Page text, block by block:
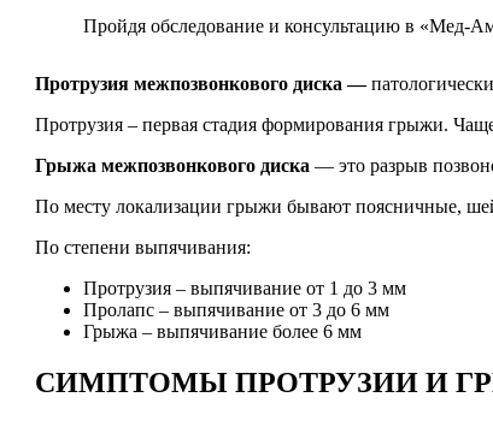
Пройдя обследование и консультацию в «Мед-
Протрузия межпозвонкового диска —
Протрузия – первая стадия формирования грыжи.
Грыжа межпозвонкового диска — это разрыв
По месту локализации грыжи бывают поясничные,
По степени выпячивания:
Протрузия – выпячивание от 1 до 3 мм
Пролапс – выпячивание от 3 до 6 мм
Грыжа – выпячивание более 6 мм
СИМПТОМЫ ПРОТРУЗИИ И